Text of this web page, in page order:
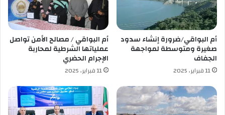
ة
(
ش
ك
ر
ا
ل
ل
ن
ق
ا
أم البواقي/ضرورة إنشاء سدود
صغيرة ومتوسطة لمواجهة
الجفاف
11 فبراير، 2025
أم البواقي / مصالح الأمن تواصل
عملياتها الشرطية لمحاربة
الإجرام الحضري
11 فبراير، 2025